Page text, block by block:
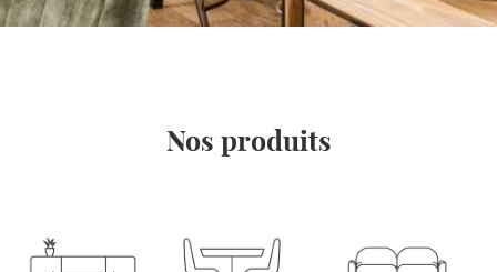
Nos produits